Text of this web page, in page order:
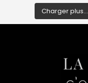
Charger plus…